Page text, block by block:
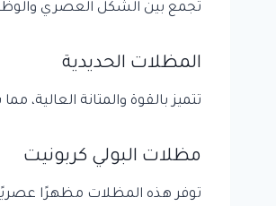
تجمع بين الشكل العصري
المظلات الحديدية
تتميز بالقوة والمتانة
مظلات البولي كربونيت
توفر هذه المظلات مظهرًا